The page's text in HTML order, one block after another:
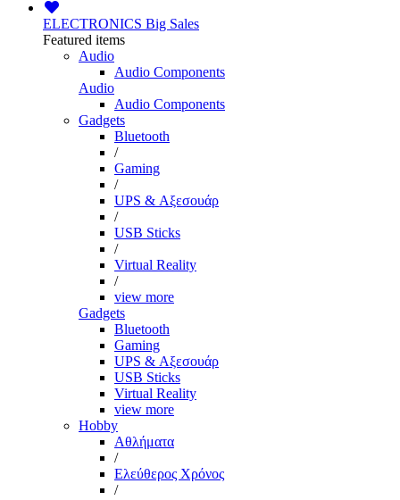
ELECTRONICS Big Sales
Featured items
Audio
Audio Components
Audio
Audio Components
Gadgets
Bluetooth
/
Gaming
/
UPS & Αξεσουάρ
/
USB Sticks
/
Virtual Reality
/
view more
Gadgets
Bluetooth
Gaming
UPS & Αξεσουάρ
USB Sticks
Virtual Reality
view more
Hobby
Αθλήματα
/
Ελεύθερος Χρόνος
/